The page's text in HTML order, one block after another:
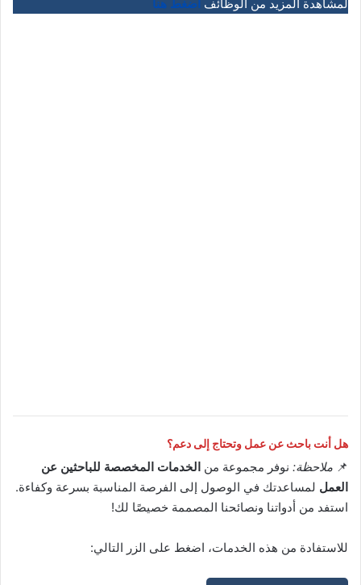
لمشاهدة المزيد من الوظائف اضغط هنا
هل أنت باحث عن عمل وتحتاج إلى دعم؟
📌 ملاحظة: نوفر مجموعة من الخدمات المخصصة للباحثين عن
العمل لمساعدتك في الوصول إلى الفرصة المناسبة بسرعة وكفاءة.
استفد من أدواتنا ونصائحنا المصممة خصيصًا لك!
للاستفادة من هذه الخدمات، اضغط على الزر التالي: